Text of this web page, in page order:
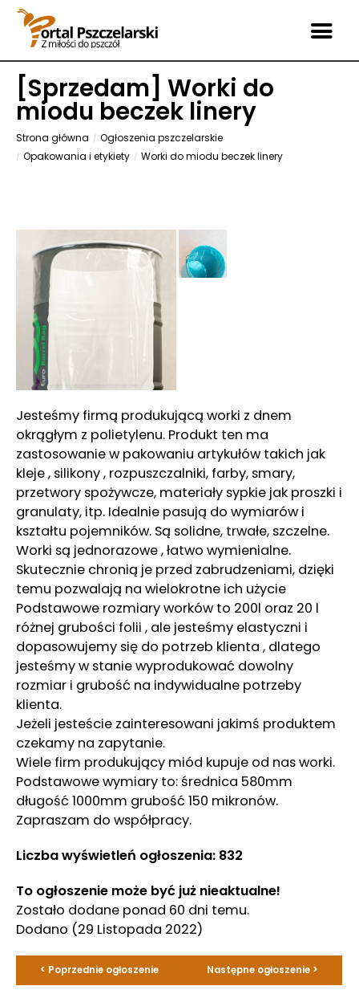
[Sprzedam] Worki do
miodu beczek linery
Strona główna
Ogłoszenia pszczelarskie
Opakowania i etykiety
Worki do miodu beczek linery
Jesteśmy firmą produkującą worki z dnem
okrągłym z polietylenu. Produkt ten ma
zastosowanie w pakowaniu artykułów takich jak
kleje , silikony , rozpuszczalniki, farby, smary,
przetwory spożywcze, materiały sypkie jak proszki i
granulaty, itp. Idealnie pasują do wymiarów i
kształtu pojemników. Są solidne, trwałe, szczelne.
Worki są jednorazowe , łatwo wymienialne.
Skutecznie chronią je przed zabrudzeniami, dzięki
temu pozwalają na wielokrotne ich użycie
Podstawowe rozmiary worków to 200l oraz 20 l
różnej grubości folii , ale jesteśmy elastyczni i
dopasowujemy się do potrzeb klienta , dlatego
jesteśmy w stanie wyprodukować dowolny
rozmiar i grubość na indywidualne potrzeby
klienta.
Jeżeli jesteście zainteresowani jakimś produktem
czekamy na zapytanie.
Wiele firm produkujący miód kupuje od nas worki.
Podstawowe wymiary to: średnica 580mm
długość 1000mm grubość 150 mikronów.
Zapraszam do współpracy.
Liczba wyświetleń ogłoszenia: 832
To ogłoszenie może być już nieaktualne!
Zostało dodane ponad 60 dni temu.
Dodano (29 Listopada 2022)
< Poprzednie ogłoszenie Następne ogłoszenie >